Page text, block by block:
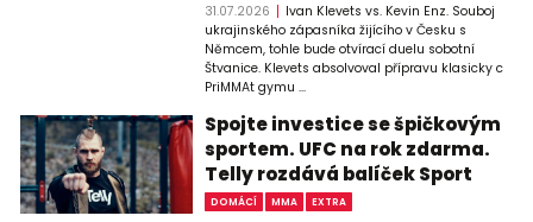
31.07.2026
Ivan Klevets vs. Kevin Enz. Souboj
ukrajinského zápasníka žijícího v Česku s
Němcem, tohle bude otvírací duelu sobotní
Štvanice. Klevets absolvoval přípravu klasicky c
PriMMAt gymu ...
Spojte investice se špičkovým
sportem. UFC na rok zdarma.
Telly rozdává balíček Sport
DOMÁCÍ MMA EXTRA